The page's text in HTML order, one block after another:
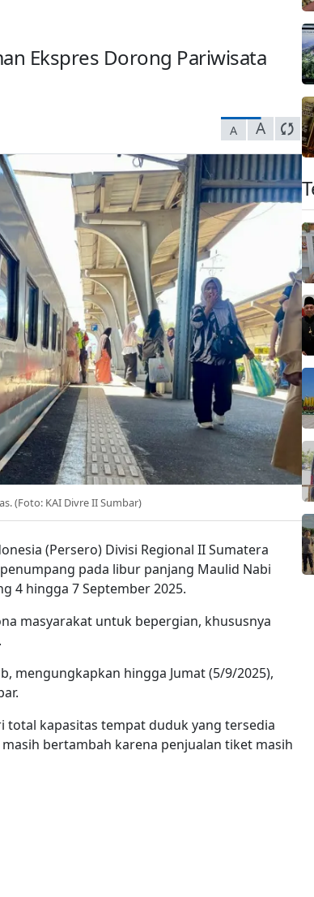
Ekspres Dorong Pariwisata
A A
(Foto: KAI Divre II Sumbar)
(Persero) Divisi Regional II Sumatera
pada libur panjang Maulid Nabi
4 hingga 7 September 2025.
masyarakat untuk bepergian, khususnya
mengungkapkan hingga Jumat (5/9/2025),
total kapasitas tempat duduk yang tersedia
bertambah karena penjualan tiket masih